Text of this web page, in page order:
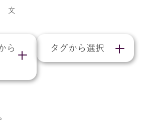
文
ら
タグから選択